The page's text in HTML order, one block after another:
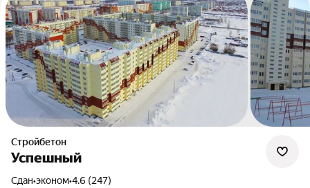
Стройбетон
Успешный
Сдан•эконом•4.6 (247)